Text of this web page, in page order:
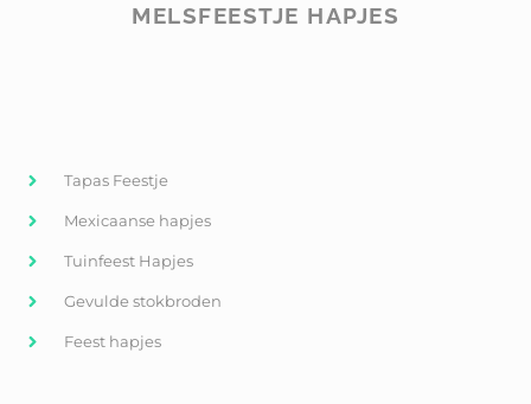
MELSFEESTJE HAPJES
Tapas Feestje
Mexicaanse hapjes
Tuinfeest Hapjes
Gevulde stokbroden
Feest hapjes